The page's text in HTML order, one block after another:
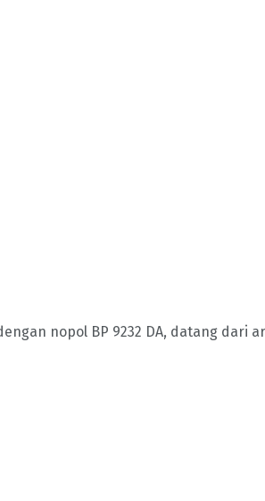
nopol BP 9232 DA, datang dari